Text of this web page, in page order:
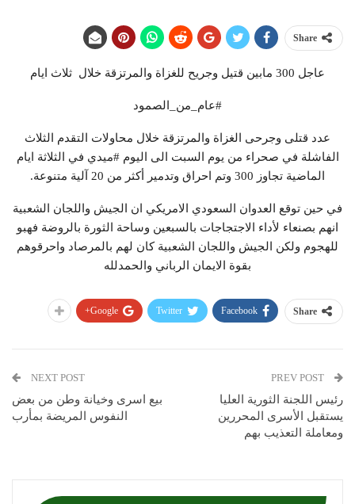
Share
عاجل 300 مابين قتيل وجريح للغزاة والمرتزقة خلال ثلاث ايام
#عام_من_الصمود
عدد قتلى وجرحى الغزاة والمرتزقة خلال محاولات التقدم الثلاث
الفاشلة في صحراء من يوم السبت الى اليوم #ميدي في الثلاثة ايام
الماضية تجاوز 300 وتم احراق وتدمير أكثر من 20 آلية متنوعة.
في حين توقع العدوان السعودي الامريكي ان الجيش واللجان الشعبية
انهم بصنعاء لأداء الاجتجاجات بالسبعين وساحة الثورة بالروضة فهبو
للهجوم ولكن الجيش واللجان الشعبية كان لهم بالمرصاد واحرقوهم
بقوة الايمان الرباني والحمدلله
Share
Facebook
Twitter
Google+
رئيس اللجنة الثورية العليا
يستقبل الأسرى المحررين
ومعاملة التعذيب بهم
NEXT POST
بيع اسرى وخيانة وطن من بعض
النفوس المريضة بمأرب